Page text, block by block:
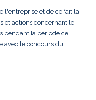
l'entreprise et de ce fait la
et actions concernant le
pendant la période de
avec le concours du